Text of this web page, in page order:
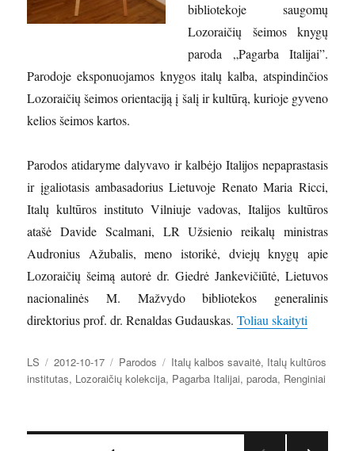
bibliotekoje saugomų
Lozoraičių šeimos knygų
paroda „Pagarba Italijai”.
Parodoje eksponuojamos knygos italų kalba, atspindinčios
Lozoraičių šeimos orientaciją į šalį ir kultūrą, kurioje gyveno
kelios šeimos kartos.
Parodos atidaryme dalyvavo ir kalbėjo Italijos nepaprastasis
ir įgaliotasis ambasadorius Lietuvoje Renato Maria Ricci,
Italų kultūros instituto Vilniuje vadovas, Italijos kultūros
atašė Davide Scalmani, LR Užsienio reikalų ministras
Audronius Ažubalis, meno istorikė, dviejų knygų apie
Lozoraičių šeimą autorė dr. Giedrė Jankevičiūtė, Lietuvos
nacionalinės M. Mažvydo bibliotekos generalinis
direktorius prof. dr. Renaldas Gudauskas.Toliau skaityti
Autorius
LS Paskelbta
2012-10-17 Kategorijos
Parodos Žymos
Italų kalbos savaitė, Italų kultūros
institutas, Lozoraičių kolekcija, Pagarba Italijai,paroda, Renginiai